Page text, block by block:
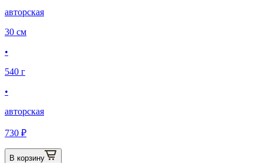
авторская
30 см
•
540 г
•
авторская
730 ₽
В корзину